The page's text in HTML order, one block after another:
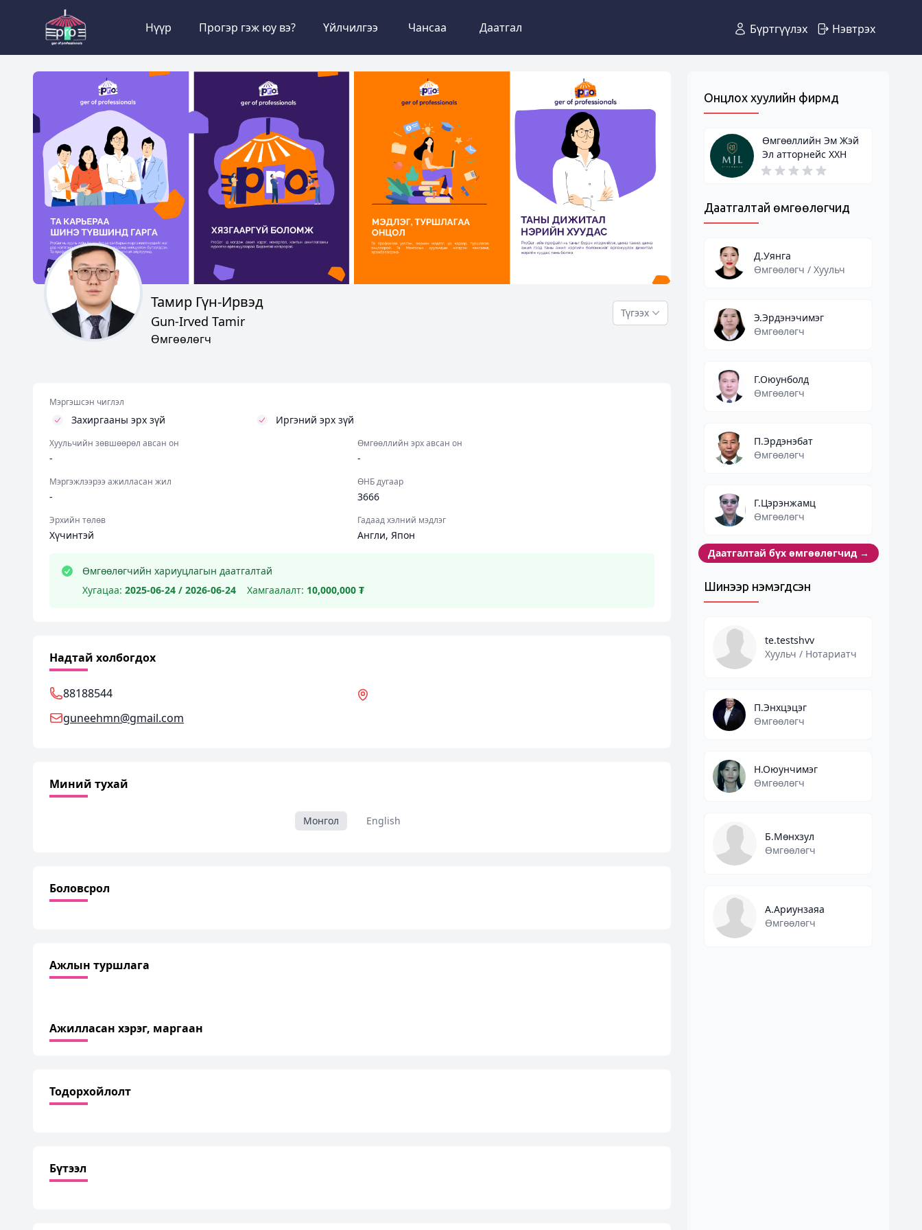
Нүүр Прогэр гэж юу вэ? Үйлчилгээ Чансаа Даатгал Бүртгүүлэх Нэвтрэх
Тамир Гүн-Ирвэд
Gun-Irved Tamir
Өмгөөлөгч
Түгээх
Мэргэшсэн чиглэл
Захиргааны эрх зүй Иргэний эрх зүй
Хуульчийн зөвшөөрөл авсан он
-
Өмгөөллийн эрх авсан он
-
Мэргэжлээрээ ажилласан жил
-
ӨНБ дугаар
3666
Эрхийн төлөв
Хүчинтэй
Гадаад хэлний мэдлэг
Англи, Япон
Өмгөөлөгчийн хариуцлагын даатгалтай
Хугацаа: 2025-06-24 / 2026-06-24 Хамгаалалт: 10,000,000 ₮
Надтай холбогдох
88188544
guneehmn@gmail.com
Миний тухай
Монгол English
Боловсрол
Ажлын туршлага
Ажилласан хэрэг, маргаан
Тодорхойлолт
Бүтээл
Онцлох хуулийн фирмүүд
Өмгөөллийн Эм Жэй
Эл атторнейс ХХН
Даатгалтай өмгөөлөгчид
Д.Уянга
Өмгөөлөгч / Хуульч
Э.Эрдэнэчимэг
Өмгөөлөгч
Г.Оюунболд
Өмгөөлөгч
П.Эрдэнэбат
Өмгөөлөгч
Г.Цэрэнжамц
Өмгөөлөгч
Даатгалтай бүх өмгөөлөгчид →
Шинээр нэмэгдсэн
te.testshvv
Хуульч / Нотариатч
П.Энхцэцэг
Өмгөөлөгч
Н.Оюунчимэг
Өмгөөлөгч
Б.Мөнхзул
Өмгөөлөгч
А.Ариунзаяа
Өмгөөлөгч